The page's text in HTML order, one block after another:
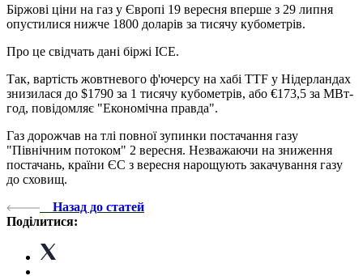
Біржові ціни на газ у Європі 19 вересня вперше з 29 липня
опустилися нижче 1800 доларів за тисячу кубометрів.
Про це свідчать дані біржі ICE.
Так, вартість жовтневого ф'ючерсу на хабі TTF у Нідерландах
знизилася до $1790 за 1 тисячу кубометрів, або €173,5 за МВт-
год, повідомляє "Економічна правда".
Газ дорожчав на тлі повної зупинки постачання газу
"Північним потоком" 2 вересня. Незважаючи на зниження
постачань, країни ЄС з вересня нарощують закачування газу
до сховищ.
Назад до статей
Поділитися: